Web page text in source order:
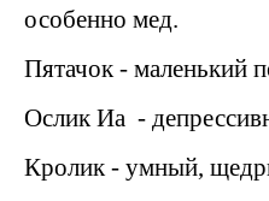
особенно мед.
Пятачок - маленький
Ослик Иа -
Кролик - умный,